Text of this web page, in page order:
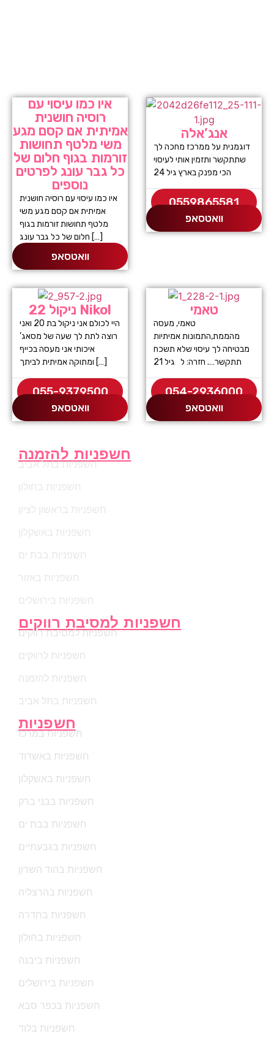
איו כמו עיסוי עם
רוסיה חושנית
אמיתית אם קסם מגע
משי מלטף תחושות
זורמות בגוף חלום של
כל גבר עונג לפרטים
נוספים
איו כמו עיסוי עם רוסיה חושנית
אמיתית אם קסם מגע משי
מלטף תחושות זורמות בגוף
חלום של כל גבר עונג […]
וואטסאפ
אנג’אלה
דוגמנית על ממרכז מחכה לך
שתתקשר ותזמין אותי לעיסוי
הכי מפנק בארץ גיל 24
0559865581
וואטסאפ
ניקול 22 Nikol
היי לכולם אני ניקול בת 20 ואני
רוצה לתת לך שעה של מסאג’
איכותי אני מעסה בכייף
ומתוקה אמיתית לביתך […]
055-9379500
וואטסאפ
טאמי
טאמי, מעסה
מהממת,התמונות אמיתיות
מבטיחה לך עיסוי שלא תשכח
054-2936000
וואטסאפ
חשפניות להזמנה
חשפניות בתל אביב
חשפניות בחולון
חשפניות בראשון לציון
חשפניות באשקלון
חשפניות בבת ים
חשפניות באזור
חשפניות בירושלים
חשפניות למסיבת רווקים
חשפניות למסיבת רווקים
חשפניות לרווקים
חשפניות להזמנה
חשפניות בתל אביב
חשפניות
חשפניות במרכז
חשפניות באשדוד
חשפניות באשקלון
חשפניות בבני ברק
חשפניות בבת ים
חשפניות בגבעתיים
חשפניות בהוד השרון
חשפניות בהרצליה
חשפניות בחדרה
חשפניות בחולון
חשפניות ביבנה
חשפניות בירושלים
חשפניות בכפר סבא
חשפניות בלוד